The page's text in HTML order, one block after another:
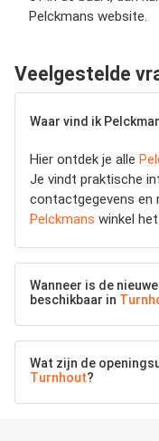
Pelckmans website.
Veelgestelde
Waar vind ik
Hier ontdek je alle
Je vindt praktische
contactgegevens en
Pelckmans winkel
Wanneer is de
beschikbaar in
Wat zijn de
Turnhout?